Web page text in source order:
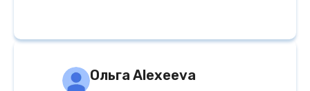
Ольга Alexeeva